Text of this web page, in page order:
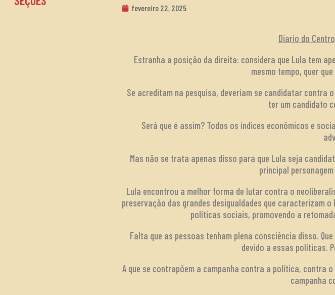
fevereiro 22, 2025
Diario do
Estranha a posição da direita: considera que Lula tem
mesmo tempo, quer
Se acreditam na pesquisa, deveriam se candidatar contra
ter um candidato
Será que é assim? Todos os índices econômicos e
Mas não se trata apenas disso para que Lula seja
principal
Lula encontrou a melhor forma de lutar contra o
preservação das grandes desigualdades que caracterizam
políticas sociais, promovendo a
Falta que as pessoas tenham plena consciência disso.
devido a essas políticas.
A que se contrapõem a campanha contra a política, contra
campanha